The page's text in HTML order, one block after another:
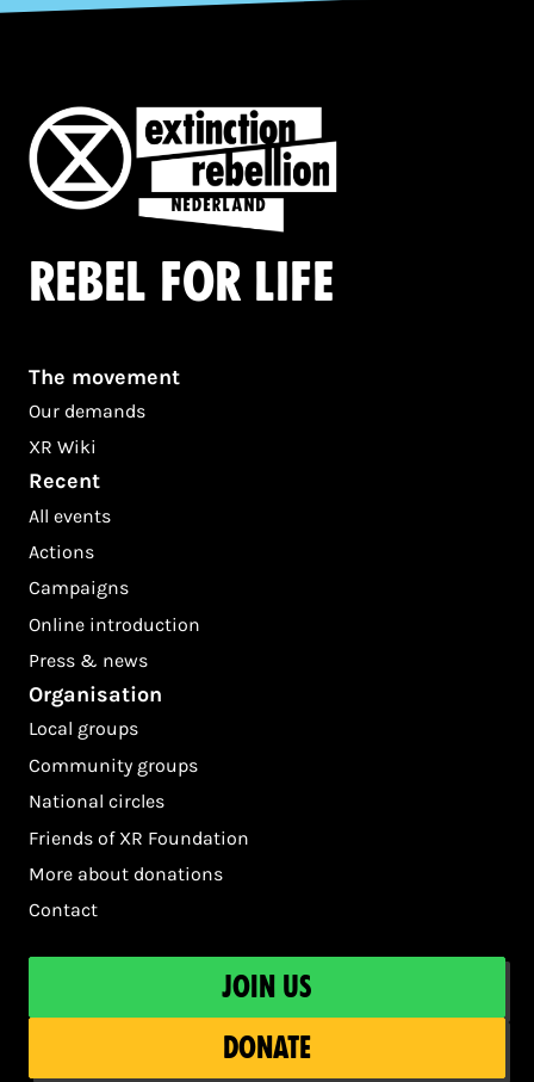
Rebel for life
The movement
Our demands
XR Wiki
Recent
All events
Actions
Campaigns
Online introduction
Press & news
Organisation
Local groups
Community groups
National circles
Friends of XR Foundation
More about donations
Contact
Join us
Donate